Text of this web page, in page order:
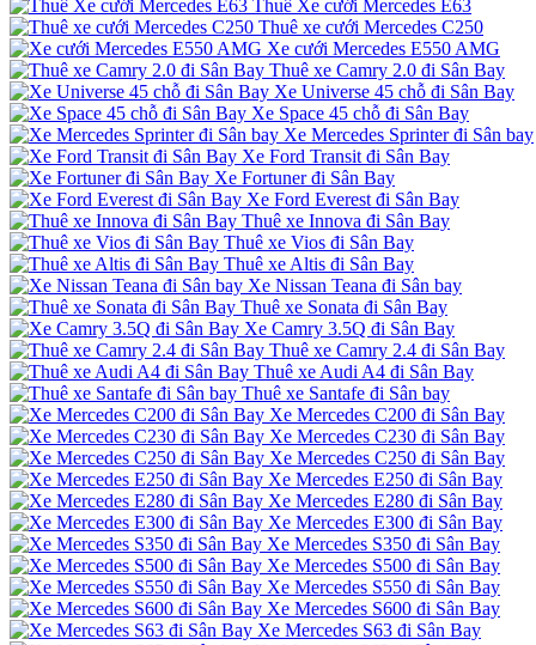
Thuê Xe cưới Mercedes E63
Thuê xe cưới Mercedes C250
Xe cưới Mercedes E550 AMG
Thuê xe Camry 2.0 đi Sân Bay
Xe Universe 45 chỗ đi Sân Bay
Xe Space 45 chỗ đi Sân Bay
Xe Mercedes Sprinter đi Sân bay
Xe Ford Transit đi Sân Bay
Xe Fortuner đi Sân Bay
Xe Ford Everest đi Sân Bay
Thuê xe Innova đi Sân Bay
Thuê xe Vios đi Sân Bay
Thuê xe Altis đi Sân Bay
Xe Nissan Teana đi Sân bay
Thuê xe Sonata đi Sân Bay
Xe Camry 3.5Q đi Sân Bay
Thuê xe Camry 2.4 đi Sân Bay
Thuê xe Audi A4 đi Sân Bay
Thuê xe Santafe đi Sân bay
Xe Mercedes C200 đi Sân Bay
Xe Mercedes C230 đi Sân Bay
Xe Mercedes C250 đi Sân Bay
Xe Mercedes E250 đi Sân Bay
Xe Mercedes E280 đi Sân Bay
Xe Mercedes E300 đi Sân Bay
Xe Mercedes S350 đi Sân Bay
Xe Mercedes S500 đi Sân Bay
Xe Mercedes S550 đi Sân Bay
Xe Mercedes S600 đi Sân Bay
Xe Mercedes S63 đi Sân Bay